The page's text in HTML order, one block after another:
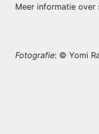
Meer informatie over
Fotografie: © Yomi